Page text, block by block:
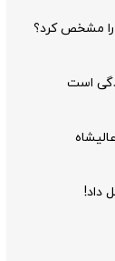
مشخص کرد؟
است
داد!